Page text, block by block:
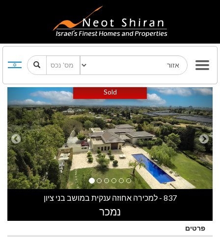
Sold
Previous Next
837 - למכירה אחוזה ענקית במושב בני ציון
נמכר
פרטים